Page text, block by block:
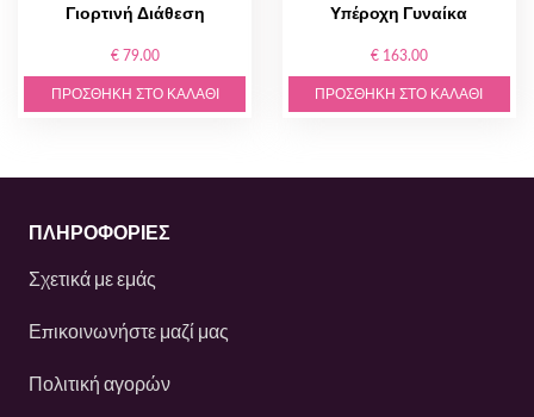
Γιορτινή Διάθεση
€ 79.00
ΠΡΟΣΘΉΚΗ ΣΤΟ ΚΑΛΆΘΙ
Υπέροχη Γυναίκα
€ 163.00
ΠΡΟΣΘΉΚΗ ΣΤΟ ΚΑΛΆΘΙ
ΠΛΗΡΟΦΟΡΙΕΣ
Σχετικά με εμάς
Επικοινωνήστε μαζί μας
Πολιτική αγορών